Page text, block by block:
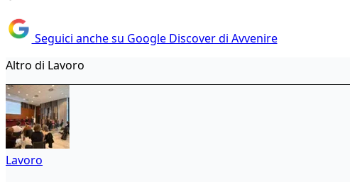
Seguici anche su Google Discover di Avvenire
Altro di Lavoro
Lavoro